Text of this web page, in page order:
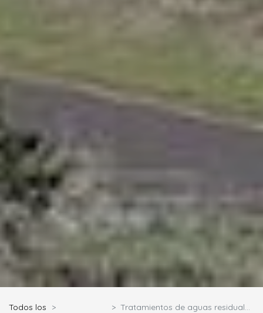
Todos los
Tratamientos de aguas residuales para su reuso en riego